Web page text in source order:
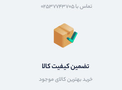
تماس با 02537743705
تضمین کیفیت کالا
خرید بهترین کالای موجود